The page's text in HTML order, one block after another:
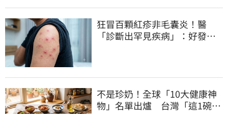
狂冒百顆紅疹非毛囊炎！醫
「診斷出罕見疾病」：好發這
不是珍奶！全球「10大健康神
物」名單出爐 台灣「這1碗」